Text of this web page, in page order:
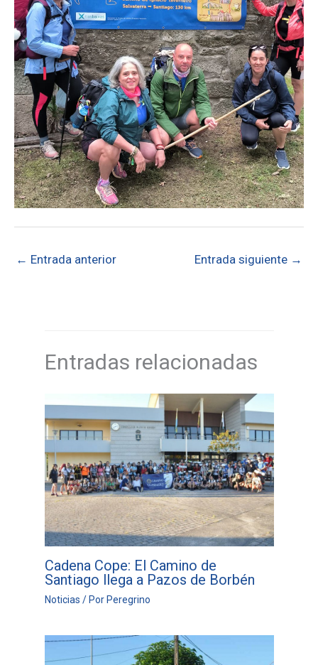
← Entrada anterior Entrada siguiente →
Entradas relacionadas
Cadena Cope: El Camino de
Santiago llega a Pazos de Borbén
Noticias / Por Peregrino